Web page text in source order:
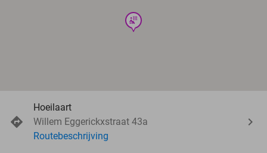
wellness
Hoeilaart
Willem Eggerickxstraat 43a
Routebeschrijving